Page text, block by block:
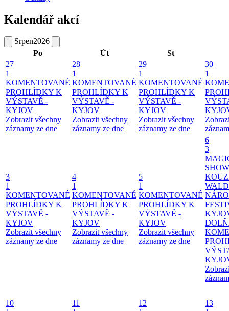
Kalendář akcí
Srpen2026
Po
Út
St
27
1
KOMENTOVANÉ
PROHLÍDKY K
VÝSTAVĚ -
KYJOV
Zobrazit všechny
záznamy ze dne
28
1
KOMENTOVANÉ
PROHLÍDKY K
VÝSTAVĚ -
KYJOV
Zobrazit všechny
záznamy ze dne
29
1
KOMENTOVANÉ
PROHLÍDKY K
VÝSTAVĚ -
KYJOV
Zobrazit všechny
záznamy ze dne
30
1
3
1
KOMENTOVANÉ
PROHLÍDKY K
VÝSTAVĚ -
KYJOV
Zobrazit všechny
záznamy ze dne
4
1
KOMENTOVANÉ
PROHLÍDKY K
VÝSTAVĚ -
KYJOV
Zobrazit všechny
záznamy ze dne
5
1
KOMENTOVANÉ
PROHLÍDKY K
VÝSTAVĚ -
KYJOV
Zobrazit všechny
záznamy ze dne
6
3
10
11
12
13